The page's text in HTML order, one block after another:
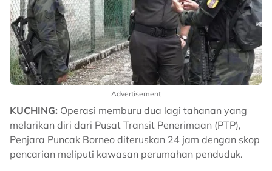
Advertisement
KUCHING: Operasi memburu dua lagi tahanan yang
melarikan diri dari Pusat Transit Penerimaan (PTP),
Penjara Puncak Borneo diteruskan 24 jam dengan skop
pencarian meliputi kawasan perumahan penduduk.